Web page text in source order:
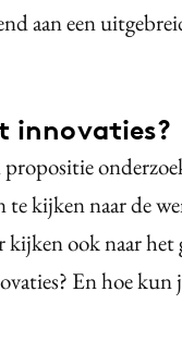
aan een
innovaties?
kijken naar de
ook naar het
En hoe